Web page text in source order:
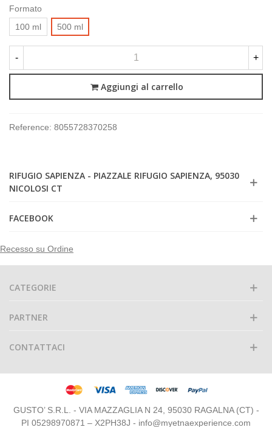
Formato
100 ml
500 ml
- +
Aggiungi al carrello
Reference: 8055728370258
RIFUGIO SAPIENZA - PIAZZALE RIFUGIO SAPIENZA, 95030
NICOLOSI CT
FACEBOOK
Recesso su Ordine
CATEGORIE
PARTNER
CONTATTACI
GUSTO’ S.R.L. - VIA MAZZAGLIA N 24, 95030 RAGALNA (CT) -
PI 05298970871 – X2PH38J - info@myetnaexperience.com